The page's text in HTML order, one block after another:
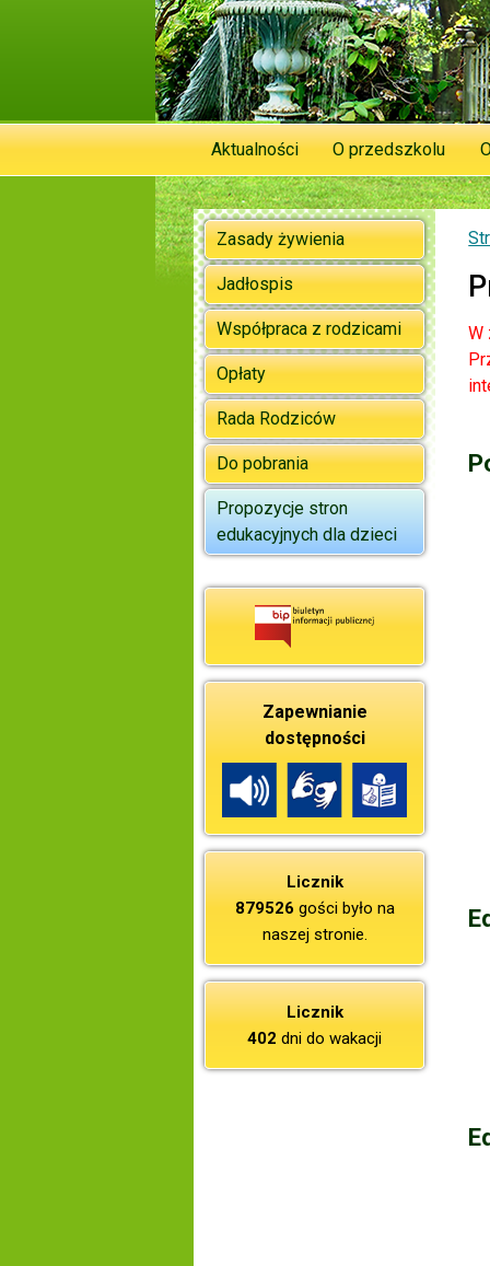
Aktualności O przedszkolu
W
Zasady żywienia
Jadłospis
Współpraca z rodzicami
Opłaty
Rada Rodziców
Do pobrania
Propozycje stron
edukacyjnych dla dzieci
Zapewnianie
dostępności
Licznik
879526 gości było na
naszej stronie.
Licznik
402 dni do wakacji